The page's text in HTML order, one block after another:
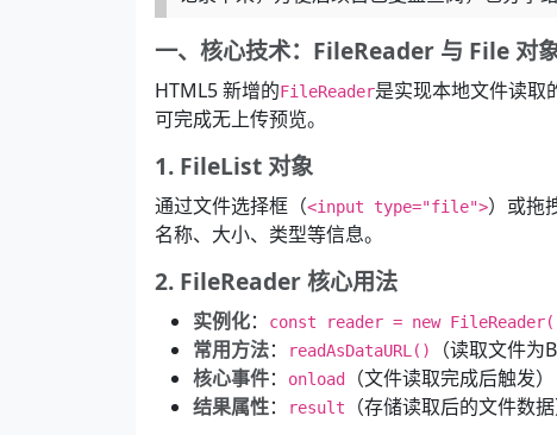
一、核心技术：FileReader 与 File 对
HTML5 新增的FileReader是实现本地文件读取
可完成无上传预览。
1. FileList 对象
通过文件选择框（<input type="file">）或拖
名称、大小、类型等信息。
2. FileReader 核心用法
实例化： const reader = new
常用方法： readAsDataURL()
（读取文件为
核心事件： onload
（文件读取完成后触发）
结果属性： result （存储读取后的文件数据